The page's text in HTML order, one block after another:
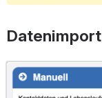
Datenimport
Open